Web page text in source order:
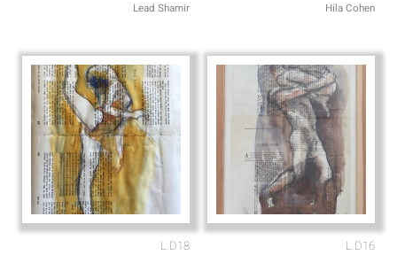
Hila Cohen
Lead Shamir
L.D16
L.D18